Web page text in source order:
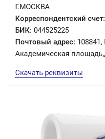
Г.МОСКВА
Корреспондентский счет:
БИК: 044525225
Почтовый адрес:
Академическая
Скачать реквизиты